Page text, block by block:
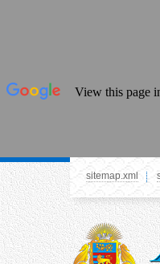
У вас нет
sitemap.xml